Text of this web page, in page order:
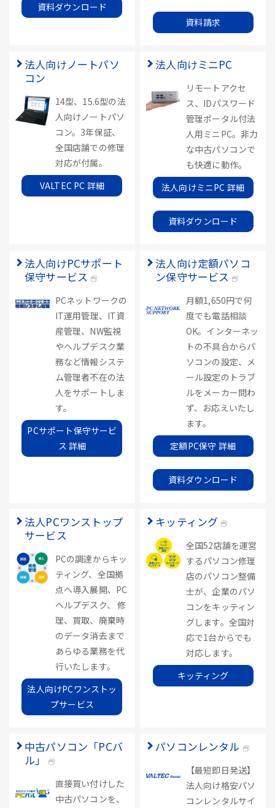
資料ダウンロード
資料請求
法人向けノートパソ
コン
14型、15.6型の法
人向けノートパソ
コン。3年保証、
全国店舗での修理
対応が付属。
VALTEC PC 詳細
法人向けミニPC
リモートアクセ
ス、IDパスワード
管理ポータル付法
人用ミニPC。非力
な中古パソコンで
も快適に動作。
法人向けミニPC 詳細
資料ダウンロード
法人向けPCサポート
保守サービス
PCネットワークの
IT運用管理、IT資
産管理、NW監視
やヘルプデスク業
務など情報システ
ム管理者不在の法
人をサポートしま
す。
PCサポート保守サービ
ス 詳細
法人向け定額パソコ
ン保守サービス
月額1,650円で何
度でも電話相談
OK。インターネッ
トの不具合からパ
ソコンの設定、メ
ール設定のトラブ
ルをメーカー問わ
ず、お応えいたし
ます。
定額PC保守 詳細
資料ダウンロード
法人PCワンストップ
サービス
PCの調達からキッ
ティング、全国拠
点へ導入展開、PC
ヘルプデスク、 修
理、買取、廃棄時
のデータ消去まで
あらゆる業務を代
行いたします。
法人向けPCワンストッ
プサービス
キッティング
全国52店舗を運営
するパソコン修理
店のパソコン整備
士が、企業のパソ
コンをキッティン
グします。全国対
応で1台からでも
対応します。
キッティング
中古パソコン「PCバ
ル」
直接買い付けした
中古パソコンを、
パソコンレンタル
【最短即日発送】
法人向け格安パソ
コンレンタルサイ